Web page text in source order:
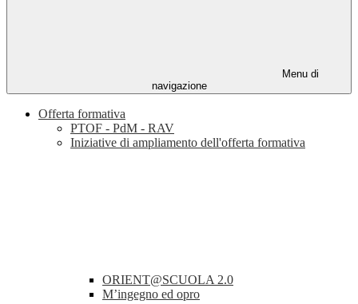
Menu di
navigazione
Offerta formativa
PTOF - PdM - RAV
Iniziative di ampliamento dell'offerta formativa
ORIENT@SCUOLA 2.0
M’ingegno ed opro